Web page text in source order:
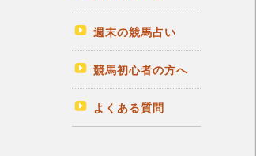
週末の競馬占い
競馬初心者の方へ
よくある質問